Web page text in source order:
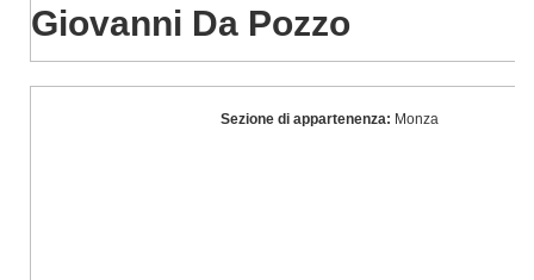
Giovanni Da Pozzo
Sezione di appartenenza: Monza